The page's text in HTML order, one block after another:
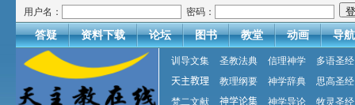
用户名： 密码：
答疑 资料下载 论坛 图书 教堂 动画 导航
训导文集 圣教法典 信理神学
多语圣经
天主教理
教理纲要 神学辞典
思高圣经
梵二文献
神学论集 神学导论 牧灵圣经